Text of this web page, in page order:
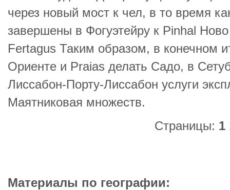
через новый мост к чел, в то время
завершены в Фогуэтейру к Pinhal
Fertagus Таким образом, в конечном
Ориенте и Praias делать Садо, в
Лиссабон-Порту-Лиссабон услуги
Маятниковая множеств.
Страницы: 1
Материалы по географии: